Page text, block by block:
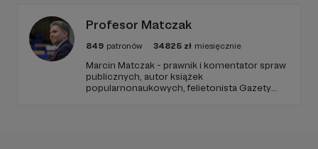
Profesor Matczak
849 patronów 34825 zł miesięcznie
Marcin Matczak - prawnik i komentator spraw
publicznych, autor książek
popularnonaukowych, felietonista Gazety